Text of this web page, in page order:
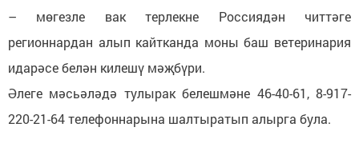
– мөгезле вак терлекне Россиядән читтәге
регионнардан алып кайтканда моны баш ветеринария
идарәсе белән килешү мәҗбүри.
Әлеге мәсьәләдә тулырак белешмәне 46-40-61, 8-917-
220-21-64 телефоннарына шалтыратып алырга була.